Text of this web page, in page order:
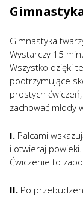
Gimnastyka
Wystarczy 15
Wszystko dzięki
podtrzymujące
prostych
zachować młody
I. Palcami
i otwieraj
Ćwiczenie to
II. Po